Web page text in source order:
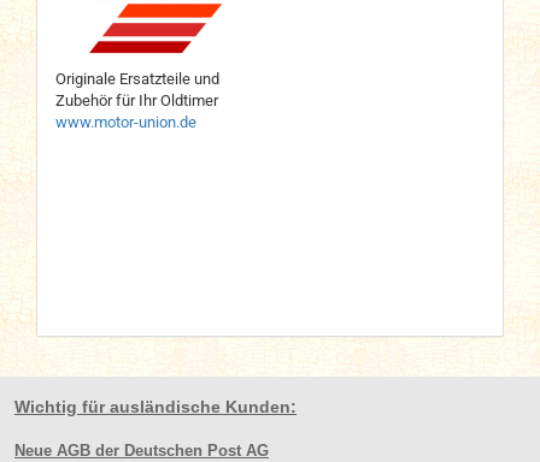
Originale Ersatzteile und
Zubehör für Ihr Oldtimer
www.motor-union.de
Wichtig für ausländische Kunden:
Neue AGB der Deutschen Post AG